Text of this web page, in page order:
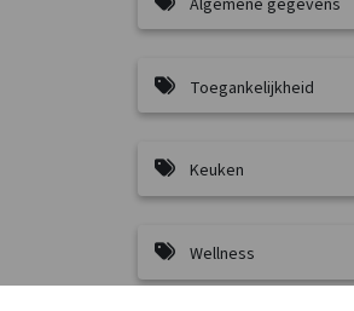
Toegankelijkheid
Keuken
Wellness